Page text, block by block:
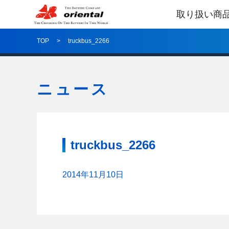
取り扱い商
TOP truckbus_2266
ニュース
truckbus_2266
2014年11月10日